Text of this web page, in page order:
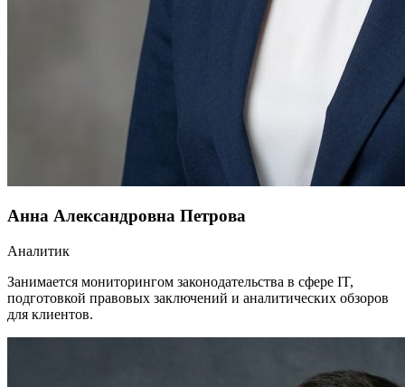
Анна Александровна Петрова
Аналитик
Занимается мониторингом законодательства в сфере IT,
подготовкой правовых заключений и аналитических обзоров
для клиентов.